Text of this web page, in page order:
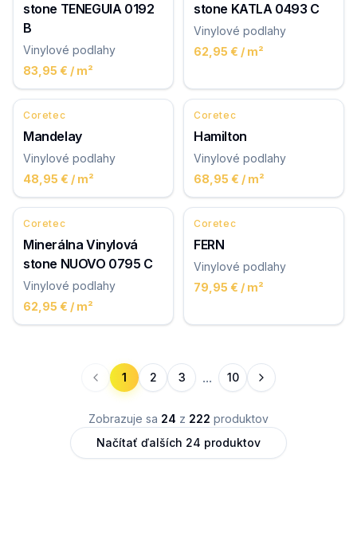
stone TENEGUIA 0192
B
Vinylové podlahy
83,95 € / m²
stone KATLA 0493 C
Vinylové podlahy
62,95 € / m²
Coretec
Mandelay
Vinylové podlahy
48,95 € / m²
Coretec
Hamilton
Vinylové podlahy
68,95 € / m²
Coretec
Minerálna Vinylová
stone NUOVO 0795 C
Vinylové podlahy
62,95 € / m²
Coretec
FERN
Vinylové podlahy
79,95 € / m²
1 2 3 ... 10
Zobrazuje sa 24 z 222 produktov
Načítať ďalších 24 produktov